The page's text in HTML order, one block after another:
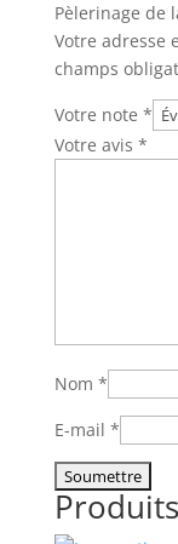
Pèlerinage de
Votre adresse
champs
Votre note *
Votre avis *
Nom *
E-mail *